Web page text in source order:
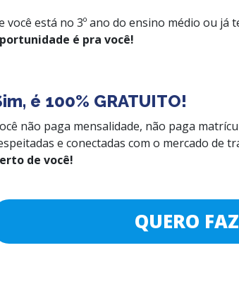
você está no 3º ano do ensino médio ou
é pra você!
é 100% GRATUITO!
não paga mensalidade, não paga
e conectadas com o mercado de
de você!
QUERO